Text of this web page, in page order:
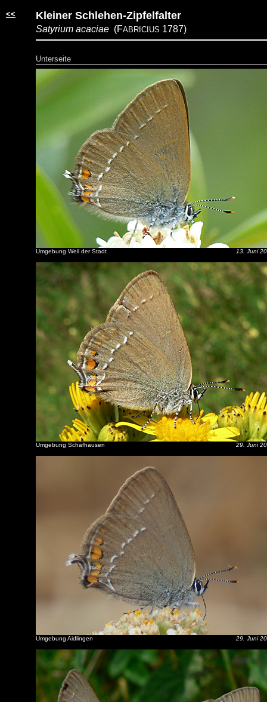
<< Kleiner Schlehen-Zipfelfalter
Satyrium acaciae (FABRICIUS 1787)
Unterseite
Umgebung Weil der Stadt 13. Juni
Umgebung Schafhausen 29. Juni
Umgebung Aidlingen 29. Juni